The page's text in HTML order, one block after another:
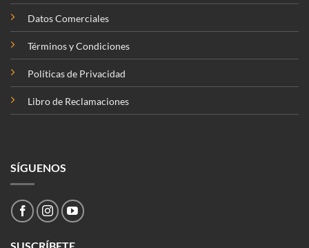
Datos Comerciales
Términos y Condiciones
Políticas de Privacidad
Libro de Reclamaciones
SÍGUENOS